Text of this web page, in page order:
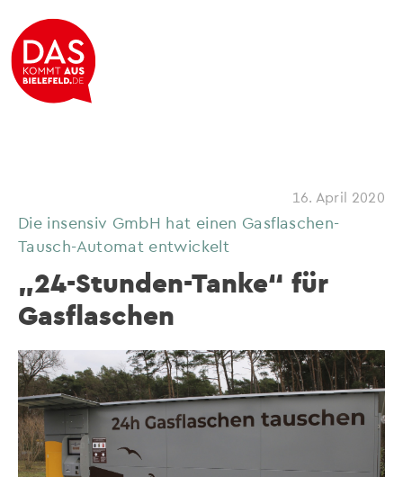
16. April 2020
Die insensiv GmbH hat einen Gasflaschen-
Tausch-Automat entwickelt
„24-Stunden-Tanke“ für
Gasflaschen